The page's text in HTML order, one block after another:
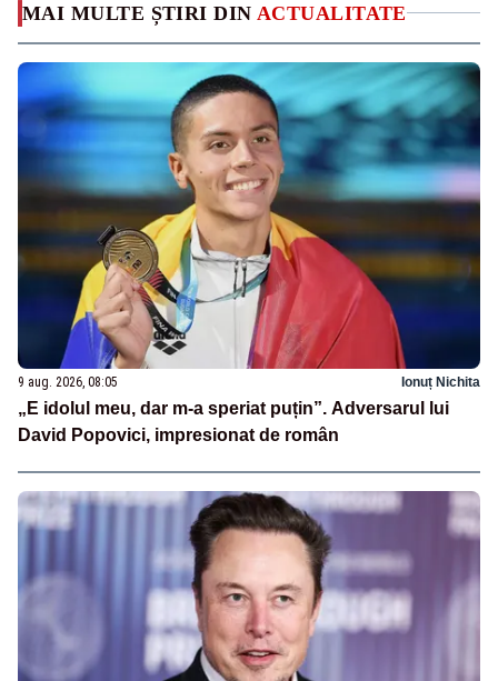
MAI MULTE ȘTIRI DIN ACTUALITATE
9 aug. 2026, 08:05 Ionuț Nichita
„E idolul meu, dar m-a speriat puțin”. Adversarul lui
David Popovici, impresionat de român